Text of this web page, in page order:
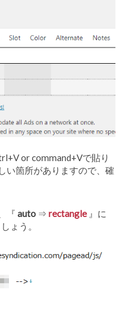
or command+Vで貼り
い箇所がありますので、確
『auto ⇒rectangle』に
ょう。